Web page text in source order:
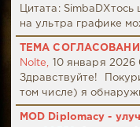
Цитата: SimbaDХтось
на ультра графике
ТЕМА
Nolte,
10 января 2026
Здравствуйте!
том числе) я
MOD Diplomacy -